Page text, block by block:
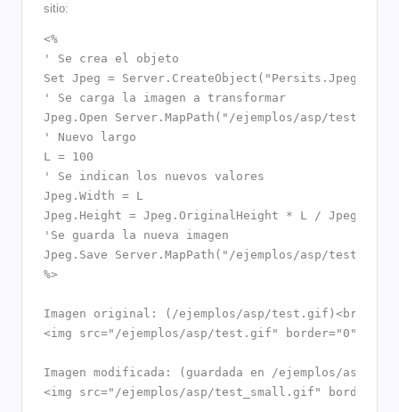
sitio:
<%
' Se crea el objeto
Set Jpeg = Server.CreateObject("Persits.Jpeg")
' Se carga la imagen a transformar
Jpeg.Open Server.MapPath("/ejemplos/asp/
' Nuevo largo
L = 100
' Se indican los nuevos valores
Jpeg.Width = L
Jpeg.Height = Jpeg.OriginalHeight * L /
'Se guarda la nueva imagen
Jpeg.Save Server.MapPath("/ejemplos/asp/
%>
Imagen original: (/ejemplos/asp/test.gif)<br/>
<img src="/ejemplos/asp/test.gif" border="0" /
Imagen modificada: (guardada en /ejemplos/asp/
<img src="/ejemplos/asp/test_small.gif"